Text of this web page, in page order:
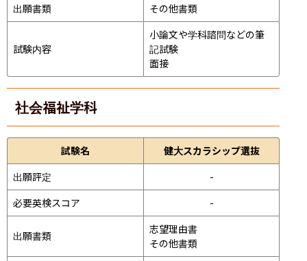
出願書類
その他書類
試験内容
小論文や学科諮問などの筆
記試験
面接
社会福祉学科
試験名
健大スカラシップ選抜
出願評定
-
必要英検スコア
-
出願書類
志望理由書
その他書類